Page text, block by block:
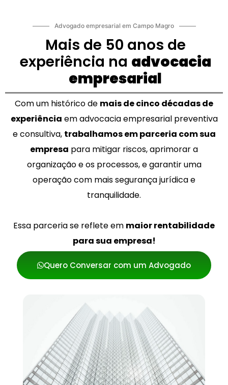
Advogado empresarial em Campo Magro
Mais de 50 anos de
experiência na advocacia
empresarial
Com um histórico de mais de cinco décadas de
experiência em advocacia empresarial preventiva
e consultiva, trabalhamos em parceria com sua
empresa para mitigar riscos, aprimorar a
organização e os processos, e garantir uma
operação com mais segurança jurídica e
tranquilidade.
Essa parceria se reflete em maior rentabilidade
para sua empresa!
Quero Conversar com um Advogado